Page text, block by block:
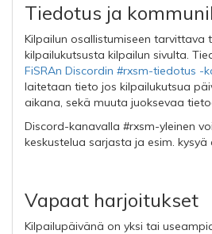
Tiedotus ja
Kilpailun osallistumiseen tarvittava
kilpailukutsusta kilpailun sivulta.
FiSRAn Discordin #rxsm-tiedotus -
laitetaan tieto jos kilpailukutsua
aikana, sekä muuta juoksevaa
Discord-kanavalla #rxsm-yleinen
keskustelua sarjasta ja esim.
Vapaat harjoitukset
Kilpailupäivänä on yksi tai